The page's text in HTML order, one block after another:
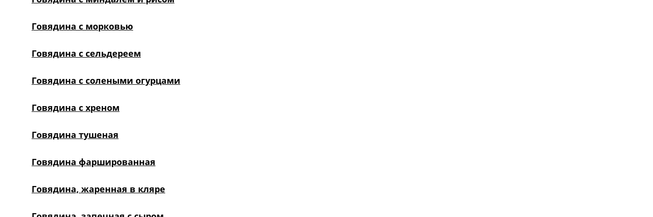
Говядина с морковью
Говядина с сельдереем
Говядина с солеными огурцами
Говядина с хреном
Говядина тушеная
Говядина фаршированная
Говядина, жаренная в кляре